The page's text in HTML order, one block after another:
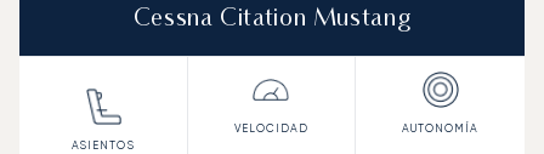
Cessna Citation Mustang